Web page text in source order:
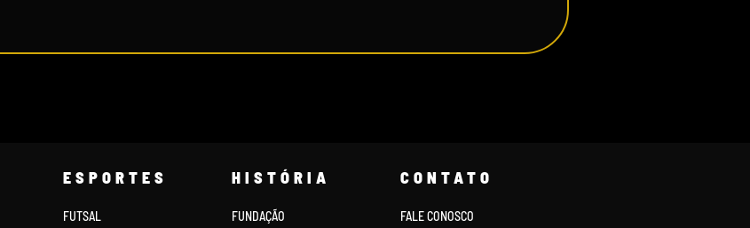
ESPORTES
FUTSAL
HISTÓRIA
FUNDAÇÃO
CONTATO
FALE CONOSCO